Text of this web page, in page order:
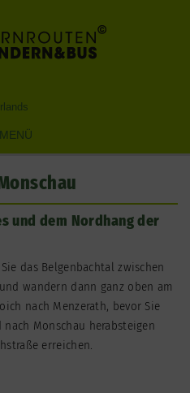
MENÜ
und dem Nordhang der
das Belgenbachtal zwischen
wandern dann ganz oben am
nach Menzerath, bevor Sie
Monschau herabsteigen
erreichen.